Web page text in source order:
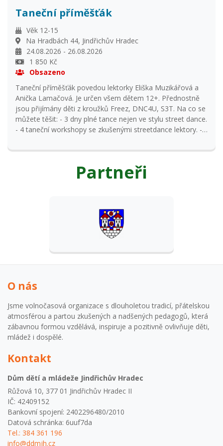
Taneční příměšťák
Věk 12-15
Na Hradbách 44, Jindřichův Hradec
24.08.2026 - 26.08.2026
1 850 Kč
Obsazeno
Taneční příměšťák povedou lektorky Eliška Muzikářová a
Anička Lamačová. Je určen všem dětem 12+. Přednostně
jsou přijímány děti z kroužků Freez, DNC4U, S3T. Na co se
můžete těšit: - 3 dny plné tance nejen ve stylu street dance.
- 4 taneční workshopy se zkušenými streetdance lektory. -
tvoření a zábava uvnitř i venku Léto – tanec – zábava, to
Partneři
O nás
Jsme volnočasová organizace s dlouholetou tradicí, přátelskou
atmosférou a partou zkušených a nadšených pedagogů, která
zábavnou formou vzdělává, inspiruje a pozitivně ovlivňuje děti,
mládež i dospělé.
Kontakt
Dům dětí a mládeže Jindřichův Hradec
Růžová 10, 377 01 Jindřichův Hradec II
IČ: 42409152
Bankovní spojení: 2402296480/2010
Datová schránka: 6uuf7da
Tel.: 384 361 196
info@ddmjh.cz